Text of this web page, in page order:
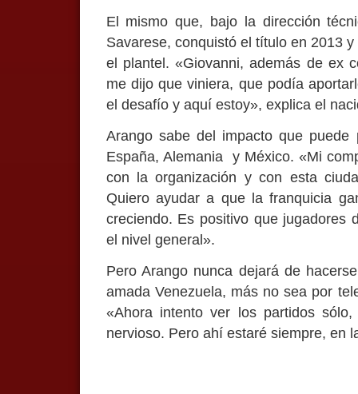
El mismo que, bajo la dirección
Savarese, conquistó el título en 2013
el plantel. «Giovanni, además de ex
me dijo que viniera, que podía
el desafío y aquí estoy», explica el
Arango sabe del impacto que
España, Alemania y México. «Mi
con la organización y con esta
Quiero ayudar a que la franquicia
creciendo. Es positivo que jugadores
el nivel general».
Pero Arango nunca dejará de
amada Venezuela, más no sea por
«Ahora intento ver los partidos
nervioso. Pero ahí estaré siempre, en